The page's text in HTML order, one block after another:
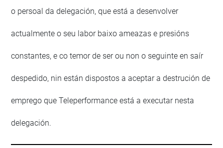
o persoal da delegación, que está a desenvolver
actualmente o seu labor baixo ameazas e presións
constantes, e co temor de ser ou non o seguinte en saír
despedido, nin están dispostos a aceptar a destrución de
emprego que Teleperformance está a executar nesta
delegación.